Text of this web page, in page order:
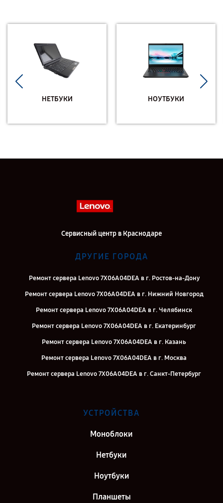
НЕТБУКИ НОУТБУКИ
Сервисный центр в Краснодаре
ДРУГИЕ ГОРОДА
Ремонт сервера Lenovo 7X06A04DEA в г. Ростов-на-Дону
Ремонт сервера Lenovo 7X06A04DEA в г. Нижний Новгород
Ремонт сервера Lenovo 7X06A04DEA в г. Челябинск
Ремонт сервера Lenovo 7X06A04DEA в г. Екатеринбург
Ремонт сервера Lenovo 7X06A04DEA в г. Казань
Ремонт сервера Lenovo 7X06A04DEA в г. Москва
Ремонт сервера Lenovo 7X06A04DEA в г. Санкт-Петербург
УСТРОЙСТВА
Моноблоки
Нетбуки
Ноутбуки
Планшеты